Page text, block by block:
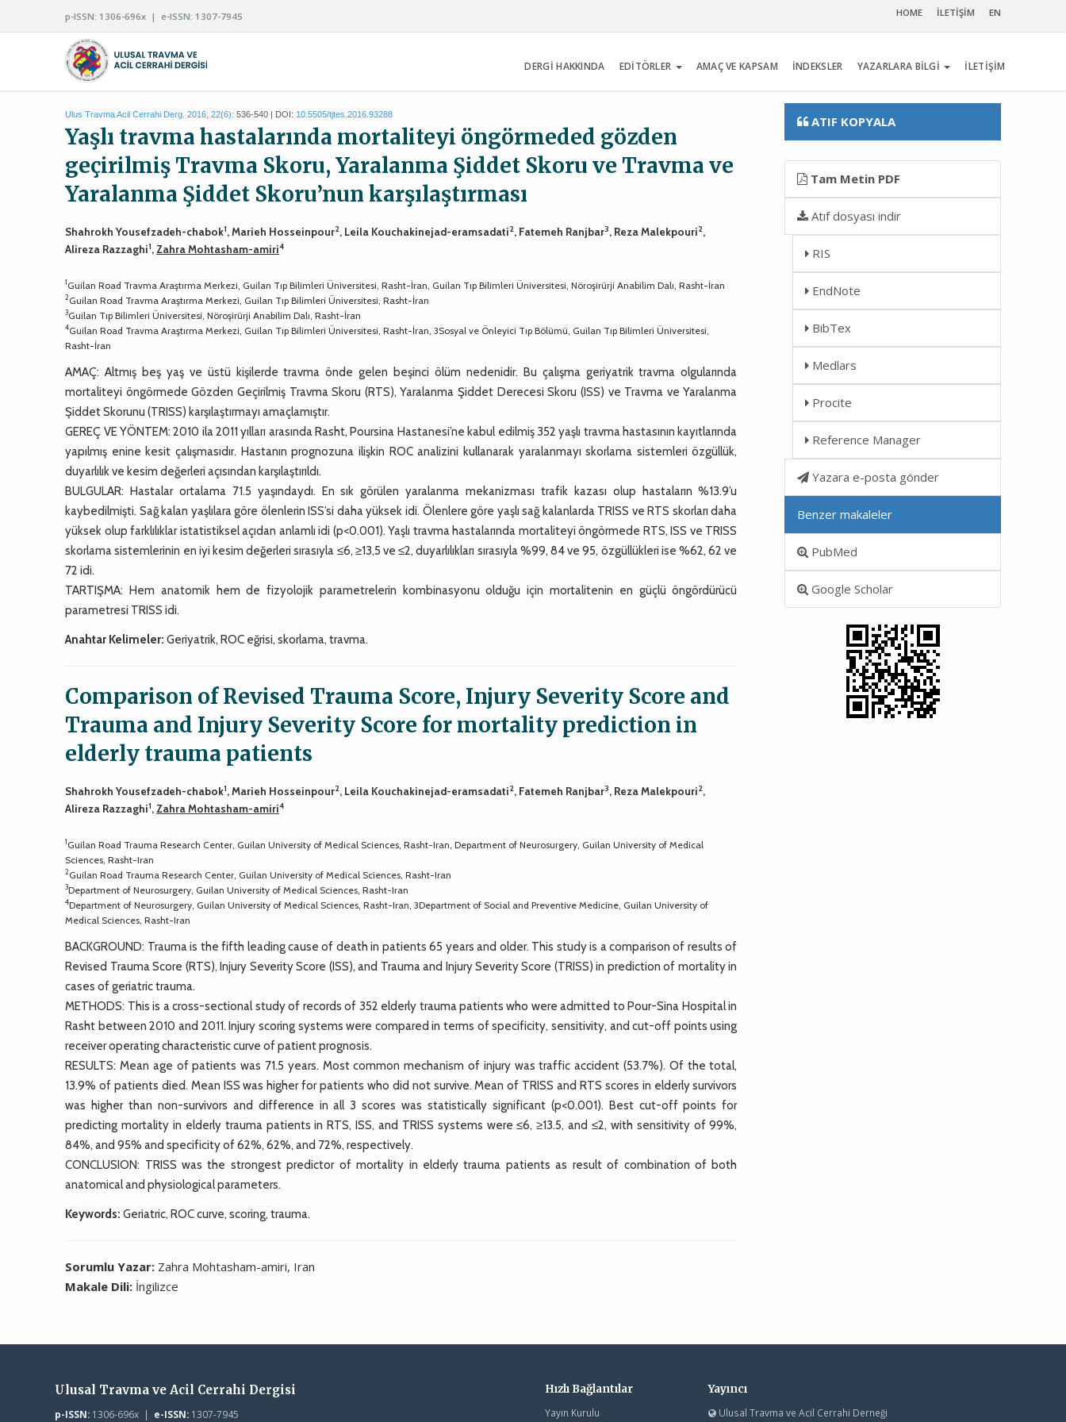
p-ISSN: 1306-696x | e-ISSN: 1307-7945 HOME İLETİŞİM EN
DERGİ HAKKINDA EDİTÖRLER AMAÇ VE KAPSAM İNDEKSLER YAZARLARA BİLGİ İLETİŞİM
Ulus Travma Acil Cerrahi Derg. 2016; 22(6): 536-540 | DOI: 10.5505/tjtes.2016.93288
Yaşlı travma hastalarında mortaliteyi öngörmeded gözden
geçirilmiş Travma Skoru, Yaralanma Şiddet Skoru ve Travma ve
Yaralanma Şiddet Skoru’nun karşılaştırması
Shahrokh Yousefzadeh-chabok1, Marieh Hosseinpour2, Leila Kouchakinejad-eramsadati2, Fatemeh Ranjbar3, Reza Malekpouri2,
Alireza Razzaghi1, Zahra Mohtasham-amiri4
1Guilan Road Travma Araştırma Merkezi, Guilan Tıp Bilimleri Üniversitesi, Rasht-İran, Guilan Tıp Bilimleri Üniversitesi, Nöroşirürji Anabilim Dalı, Rasht-İran
2Guilan Road Travma Araştırma Merkezi, Guilan Tıp Bilimleri Üniversitesi, Rasht-İran
3Guilan Tıp Bilimleri Üniversitesi, Nöroşirürji Anabilim Dalı, Rasht-İran
4Guilan Road Travma Araştırma Merkezi, Guilan Tıp Bilimleri Üniversitesi, Rasht-İran, 3Sosyal ve Önleyici Tıp Bölümü, Guilan Tıp Bilimleri Üniversitesi,
Rasht-İran
AMAÇ: Altmış beş yaş ve üstü kişilerde travma önde gelen beşinci ölüm nedenidir. Bu çalışma geriyatrik travma olgularında
mortaliteyi öngörmede Gözden Geçirilmiş Travma Skoru (RTS), Yaralanma Şiddet Derecesi Skoru (ISS) ve Travma ve Yaralanma
Şiddet Skorunu (TRISS) karşılaştırmayı amaçlamıştır.
GEREÇ VE YÖNTEM: 2010 ila 2011 yılları arasında Rasht, Poursina Hastanesi’ne kabul edilmiş 352 yaşlı travma hastasının kayıtlarında
yapılmış enine kesit çalışmasıdır. Hastanın prognozuna ilişkin ROC analizini kullanarak yaralanmayı skorlama sistemleri özgüllük,
duyarlılık ve kesim değerleri açısından karşılaştırıldı.
BULGULAR: Hastalar ortalama 71.5 yaşındaydı. En sık görülen yaralanma mekanizması trafik kazası olup hastaların %13.9’u
kaybedilmişti. Sağ kalan yaşlılara göre ölenlerin ISS’si daha yüksek idi. Ölenlere göre yaşlı sağ kalanlarda TRISS ve RTS skorları daha
yüksek olup farklılıklar istatistiksel açıdan anlamlı idi (p<0.001). Yaşlı travma hastalarında mortaliteyi öngörmede RTS, ISS ve TRISS
skorlama sistemlerinin en iyi kesim değerleri sırasıyla ≤6, ≥13,5 ve ≤2, duyarlılıkları sırasıyla %99, 84 ve 95, özgüllükleri ise %62, 62 ve
72 idi.
TARTIŞMA: Hem anatomik hem de fizyolojik parametrelerin kombinasyonu olduğu için mortalitenin en güçlü öngördürücü
parametresi TRISS idi.
Anahtar Kelimeler: Geriyatrik, ROC eğrisi, skorlama, travma.
Comparison of Revised Trauma Score, Injury Severity Score and
Trauma and Injury Severity Score for mortality prediction in
elderly trauma patients
Shahrokh Yousefzadeh-chabok1, Marieh Hosseinpour2, Leila Kouchakinejad-eramsadati2, Fatemeh Ranjbar3, Reza Malekpouri2,
Alireza Razzaghi1, Zahra Mohtasham-amiri4
1Guilan Road Trauma Research Center, Guilan University of Medical Sciences, Rasht-Iran, Department of Neurosurgery, Guilan University of Medical
Sciences, Rasht-Iran
2Guilan Road Trauma Research Center, Guilan University of Medical Sciences, Rasht-Iran
3Department of Neurosurgery, Guilan University of Medical Sciences, Rasht-Iran
4Department of Neurosurgery, Guilan University of Medical Sciences, Rasht-Iran, 3Department of Social and Preventive Medicine, Guilan University of
Medical Sciences, Rasht-Iran
BACKGROUND: Trauma is the fifth leading cause of death in patients 65 years and older. This study is a comparison of results of
Revised Trauma Score (RTS), Injury Severity Score (ISS), and Trauma and Injury Severity Score (TRISS) in prediction of mortality in
cases of geriatric trauma.
METHODS: This is a cross-sectional study of records of 352 elderly trauma patients who were admitted to Pour-Sina Hospital in
Rasht between 2010 and 2011. Injury scoring systems were compared in terms of specificity, sensitivity, and cut-off points using
receiver operating characteristic curve of patient prognosis.
RESULTS: Mean age of patients was 71.5 years. Most common mechanism of injury was traffic accident (53.7%). Of the total,
13.9% of patients died. Mean ISS was higher for patients who did not survive. Mean of TRISS and RTS scores in elderly survivors
was higher than non-survivors and difference in all 3 scores was statistically significant (p<0.001). Best cut-off points for
predicting mortality in elderly trauma patients in RTS, ISS, and TRISS systems were ≤6, ≥13.5, and ≤2, with sensitivity of 99%,
84%, and 95% and specificity of 62%, 62%, and 72%, respectively.
CONCLUSION: TRISS was the strongest predictor of mortality in elderly trauma patients as result of combination of both
anatomical and physiological parameters.
Keywords: Geriatric, ROC curve, scoring, trauma.
Sorumlu Yazar: Zahra Mohtasham-amiri, Iran
Makale Dili: İngilizce
ATIF KOPYALA
Tam Metin PDF
Atıf dosyası indir
RIS
EndNote
BibTex
Medlars
Procite
Reference Manager
Yazara e-posta gönder
Benzer makaleler
PubMed
Google Scholar
Ulusal Travma ve Acil Cerrahi Dergisi
p-ISSN:1306-696x | e-ISSN:1307-7945
Hızlı Bağlantılar
Yayın Kurulu
Yayıncı
Ulusal Travma ve Acil Cerrahi Derneği